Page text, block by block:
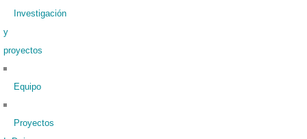
Investigación
y
proyectos
Equipo
Proyectos